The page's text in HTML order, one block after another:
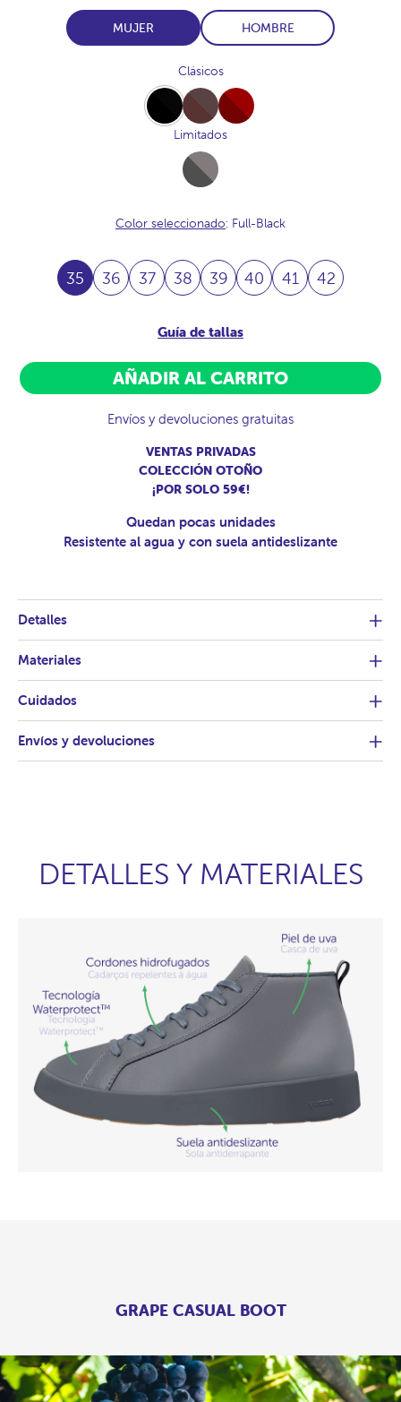
MUJER HOMBRE
Clásicos
Full-
Black
Full-
Chocolate
Full-
Burdeos
Limitados
Full-
Marengo
Color seleccionado: Full-Black
35 36 37 38 39 40 41 42
Guía de tallas
AÑADIR AL CARRITO
Envíos y devoluciones gratuitas
VENTAS PRIVADAS
COLECCIÓN OTOÑO
¡POR SOLO 59€!
Quedan pocas unidades
Resistente al agua y con suela antideslizante
Detalles
Materiales
Cuidados
Envíos y devoluciones
DETALLES Y MATERIALES
GRAPE CASUAL BOOT